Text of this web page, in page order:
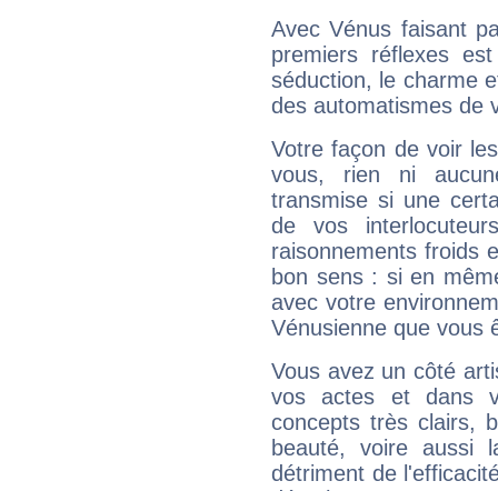
Avec Vénus faisant
premiers réflexes
séduction, le charme
des automatismes de
Votre façon de voir
vous, rien ni
transmise si une
de vos
raisonnements froids
bon sens : si en
avec votre
Vénusienne que vous
Vous avez un côté
vos actes et dans
concepts très clairs,
beauté, voire aussi
détriment de